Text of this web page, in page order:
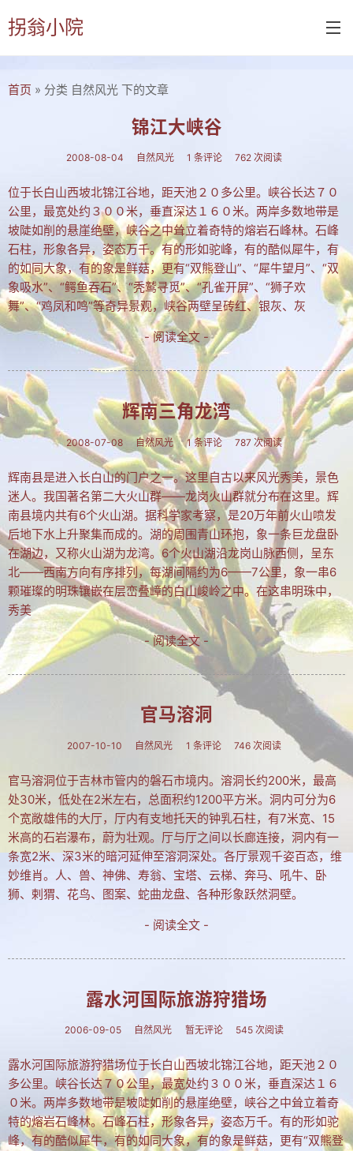
拐翁小院
首页
诗书画
诗词
书画
摄影
付佑平诗集
拐翁诗集
张铁民诗集
文集楹联
文集
楹联
潘正伯文集
拐翁文集
月荷文集
冰雪文集
谢炳城文集
牟艳芬文集
心语文集
家家文集
建站相关
建站历程
学习PS
电脑旧事
拐翁与媒体
吉林大地
协会动态
养生保健
MTV歌曲
其他
关于拐翁
首页 » 分类 自然风光 下的文章
锦江大峡谷
2008-08-04 自然风光 1 条评论 762 次阅读
位于长白山西坡北锦江谷地，距天池２０多公里。峡谷长达７０
公里，最宽处约３００米，垂直深达１６０米。两岸多数地带是
坡陡如削的悬崖绝壁，峡谷之中耸立着奇特的熔岩石峰林。石峰
石柱，形象各异，姿态万千。有的形如驼峰，有的酷似犀牛，有
的如同大象，有的象是鲜菇，更有“双熊登山”、“犀牛望月”、“双
象吸水”、“鳄鱼吞石”、“秃鹫寻觅”、“孔雀开屏”、“狮子欢
舞”、“鸡凤和鸣”等奇异景观，峡谷两壁呈砖红、银灰、灰
- 阅读全文 -
辉南三角龙湾
2008-07-08 自然风光 1 条评论 787 次阅读
辉南县是进入长白山的门户之一。这里自古以来风光秀美，景色
迷人。我国著名第二大火山群——龙岗火山群就分布在这里。辉
南县境内共有6个火山湖。据科学家考察，是20万年前火山喷发
后地下水上升聚集而成的。湖的周围青山环抱，象一条巨龙盘卧
在湖边，又称火山湖为龙湾。6个火山湖沿龙岗山脉西侧，呈东
北——西南方向有序排列，每湖间隔约为6——7公里，象一串6
颗璀璨的明珠镶嵌在层峦叠嶂的白山峻岭之中。在这串明珠中，
秀美
- 阅读全文 -
官马溶洞
2007-10-10 自然风光 1 条评论 746 次阅读
官马溶洞位于吉林市管内的磐石市境内。溶洞长约200米，最高
处30米，低处在2米左右，总面积约1200平方米。洞内可分为6
个宽敞雄伟的大厅，厅内有支地托天的钟乳石柱，有7米宽、15
米高的石岩瀑布，蔚为壮观。厅与厅之间以长廊连接，洞内有一
条宽2米、深3米的暗河延伸至溶洞深处。各厅景观千姿百态，维
妙维肖。人、兽、神佛、寿翁、宝塔、云梯、奔马、吼牛、卧
狮、剌猬、花鸟、图案、蛇曲龙盘、各种形象跃然洞壁。
- 阅读全文 -
露水河国际旅游狩猎场
2006-09-05 自然风光 暂无评论 545 次阅读
露水河国际旅游狩猎场位于长白山西坡北锦江谷地，距天池２０
多公里。峡谷长达７０公里，最宽处约３００米，垂直深达１６
０米。两岸多数地带是坡陡如削的悬崖绝壁，峡谷之中耸立着奇
特的熔岩石峰林。石峰石柱，形象各异，姿态万千。有的形如驼
峰，有的酷似犀牛，有的如同大象，有的象是鲜菇，更有“双熊登